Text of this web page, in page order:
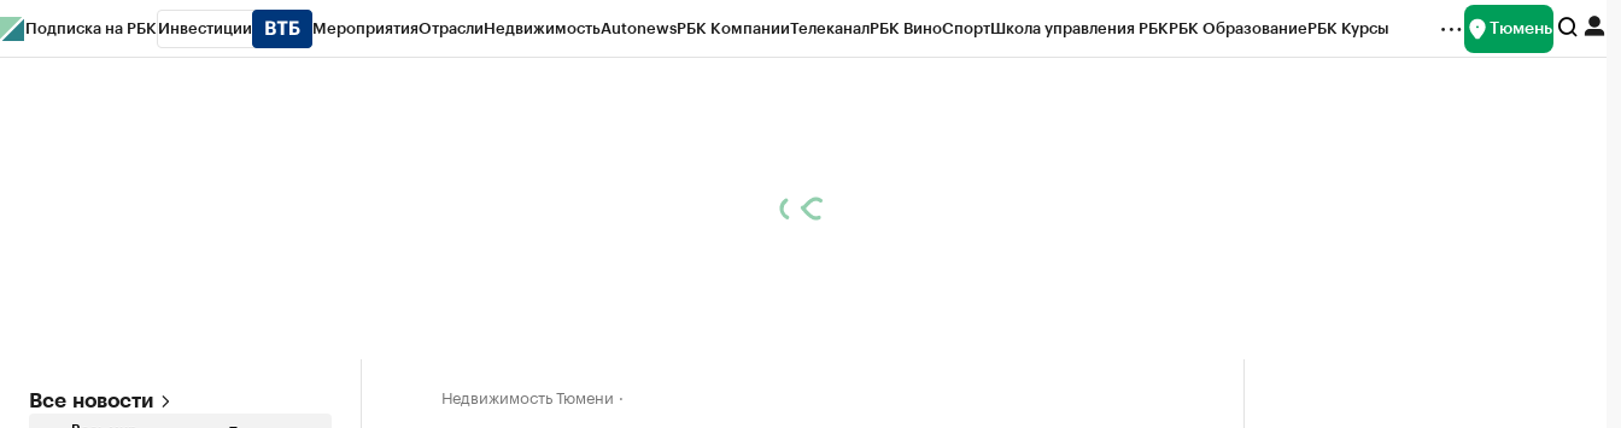
Подписка на РБК Инвестиции МероприятияОтраслиНедвижимостьAutonewsРБК КомпанииТелеканалРБК ВиноСпортШкола управления РБКРБК ОбразованиеРБК Курсы Тюмень
Все новости Недвижимость Тюмени